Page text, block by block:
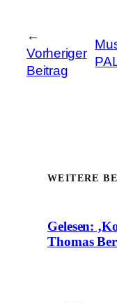
←
Vorheriger
Beitrag
WEITERE
Gelesen:
Thomas